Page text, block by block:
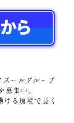
ールグループ
集中。
る環境で長く